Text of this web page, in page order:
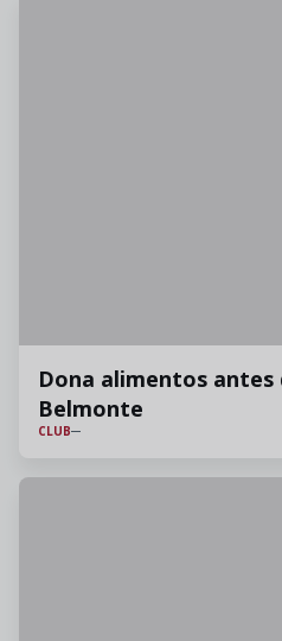
Dona alimentos
Belmonte
CLUB